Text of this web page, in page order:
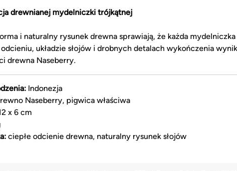
drewnianej mydelniczki trójkątnej
i naturalny rysunek drewna sprawiają, że każda
układzie słojów i drobnych detalach wykończenia
drewna Naseberry.
Indonezja
Naseberry, pigwica właściwa
x 6 cm
ciepłe odcienie drewna, naturalny rysunek słojów